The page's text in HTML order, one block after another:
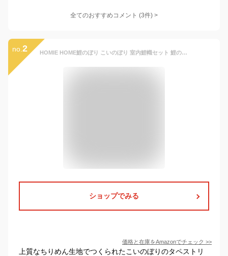
全てのおすすめコメント (3件) >
no. 2 HOMIE HOME鯉のぼり こいのぼり 室内鯉幟セット 鯉の滝登り 1ｍ 室内 コンパクト オシャレ タペストリー
ショップでみる
価格と在庫をAmazonでチェック >>
上質なちりめん生地でつくられたこいのぼりのタペストリ